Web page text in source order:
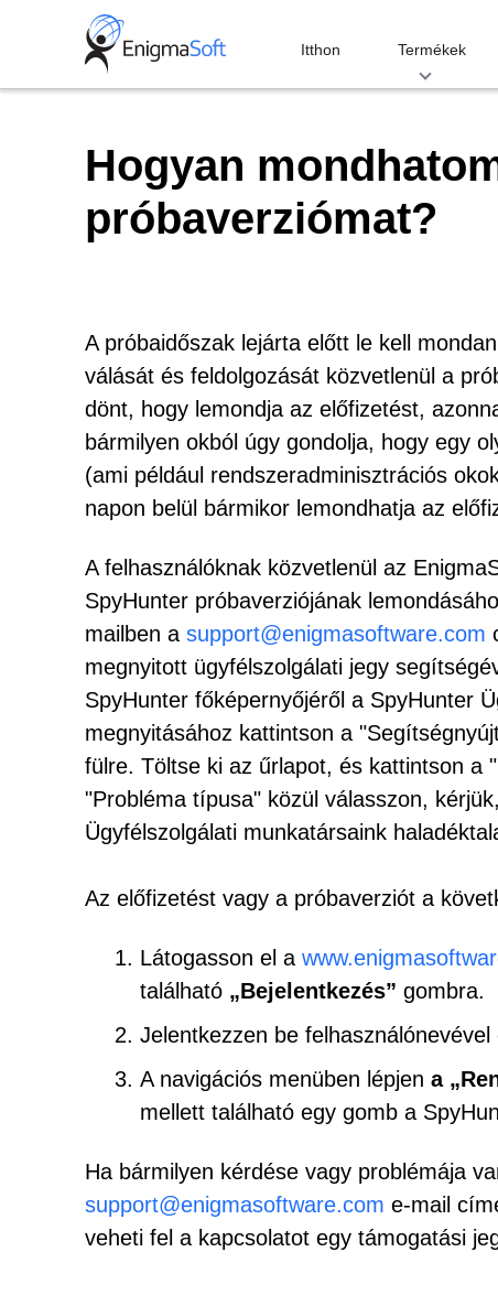
Itthon Termékek
Hogyan
próbaverziómat?
A próbaidőszak lejárta előtt le kell
válását és feldolgozását közvetlenül a
dönt, hogy lemondja az előfizetést,
bármilyen okból úgy gondolja, hogy egy
(ami például rendszeradminisztrációs
napon belül bármikor lemondhatja az
A felhasználóknak közvetlenül az
SpyHunter próbaverziójának
mailben a support@enigmasoftware.com
megnyitott ügyfélszolgálati jegy
SpyHunter főképernyőjéről a SpyHunter
megnyitásához kattintson a
fülre. Töltse ki az űrlapot, és kattintson a
"Probléma típusa" közül válasszon,
Ügyfélszolgálati munkatársaink
Az előfizetést vagy a próbaverziót a
Látogasson el a
található „Bejelentkezés” gombra.
Jelentkezzen be felhasználónevével
A navigációs menüben lépjen a
mellett található egy gomb a
Ha bármilyen kérdése vagy problémája
support@enigmasoftware.com e-mail
veheti fel a kapcsolatot egy támogatási